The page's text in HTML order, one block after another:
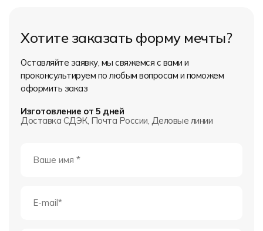
Хотите заказать форму мечты?
Оставляйте заявку, мы свяжемся с вами и
проконсультируем по любым вопросам и поможем
оформить заказ
Изготовление от 5 дней
Доставка СДЭК, Почта России, Деловые линии